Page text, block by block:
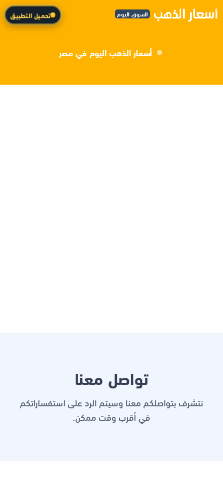
السوق اليوم تحميل التطبيق
أسعار الذهب اليوم في مصر
تواصل معنا
نتشرف بتواصلكم معنا وسيتم الرد على استفساراتكم
في أقرب وقت ممكن.